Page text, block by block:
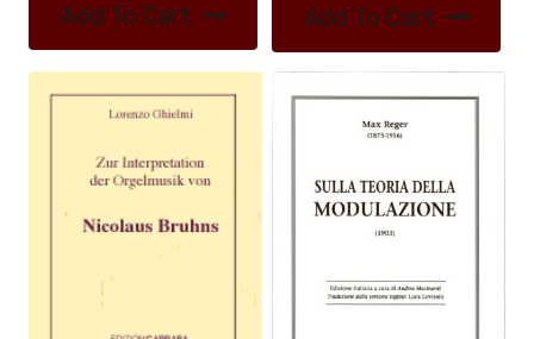
Add To Cart Add To Cart